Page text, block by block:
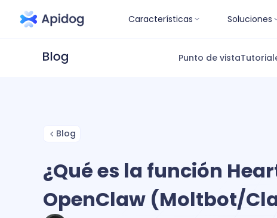
Características Soluciones
Punto de vista
Blog
¿Qué es la función
OpenClaw (Moltbot/